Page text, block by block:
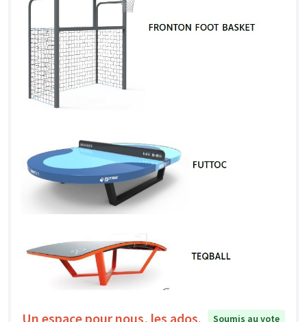
Un espace pour nous, les ados. Soumis au vote